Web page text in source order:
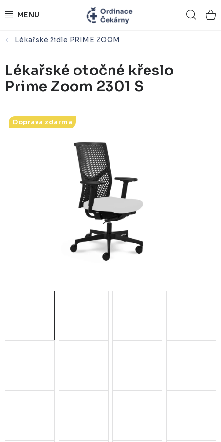
na
ORDINACE NA MÍRU
ZDRAVOTNICKÝ NÁBYTEK
LÉKAŘSKÉ VYBAVENÍ
REFERENCE
NÁSTROJOVÉ STOLKY
ZDRAVOTNICKÁ LEHÁTKA
Lékařské židle PRIME ZOOM
Lékařské otočné křeslo
Prime Zoom 2301 S
Doprava zdarma